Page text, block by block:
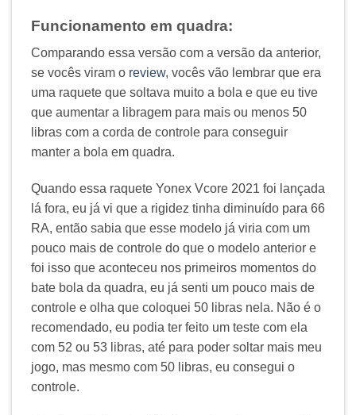
Funcionamento em quadra:
Comparando essa versão com a versão da anterior,
se vocês viram o review, vocês vão lembrar que era
uma raquete que soltava muito a bola e que eu tive
que aumentar a libragem para mais ou menos 50
libras com a corda de controle para conseguir
manter a bola em quadra.
Quando essa raquete Yonex Vcore 2021 foi lançada
lá fora, eu já vi que a rigidez tinha diminuído para 66
RA, então sabia que esse modelo já viria com um
pouco mais de controle do que o modelo anterior e
foi isso que aconteceu nos primeiros momentos do
bate bola da quadra, eu já senti um pouco mais de
controle e olha que coloquei 50 libras nela. Não é o
recomendado, eu podia ter feito um teste com ela
com 52 ou 53 libras, até para poder soltar mais meu
jogo, mas mesmo com 50 libras, eu consegui o
controle.